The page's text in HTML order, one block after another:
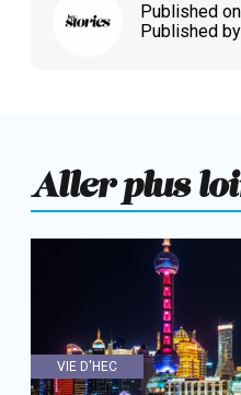
Published
Published by
Aller plus
VIE D'HEC